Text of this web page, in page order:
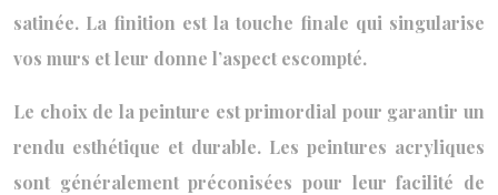
satinée. La finition est la touche finale qui singularise
vos murs et leur donne l’aspect escompté.
Le choix de la peinture est primordial pour garantir un
rendu esthétique et durable. Les peintures acryliques
sont généralement préconisées pour leur facilité de